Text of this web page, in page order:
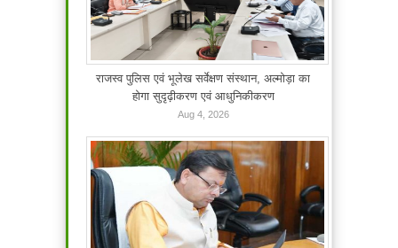
राजस्व पुलिस एवं भूलेख सर्वेक्षण संस्थान, अल्मोड़ा का
होगा सुदृढ़ीकरण एवं आधुनिकीकरण
Aug 4, 2026